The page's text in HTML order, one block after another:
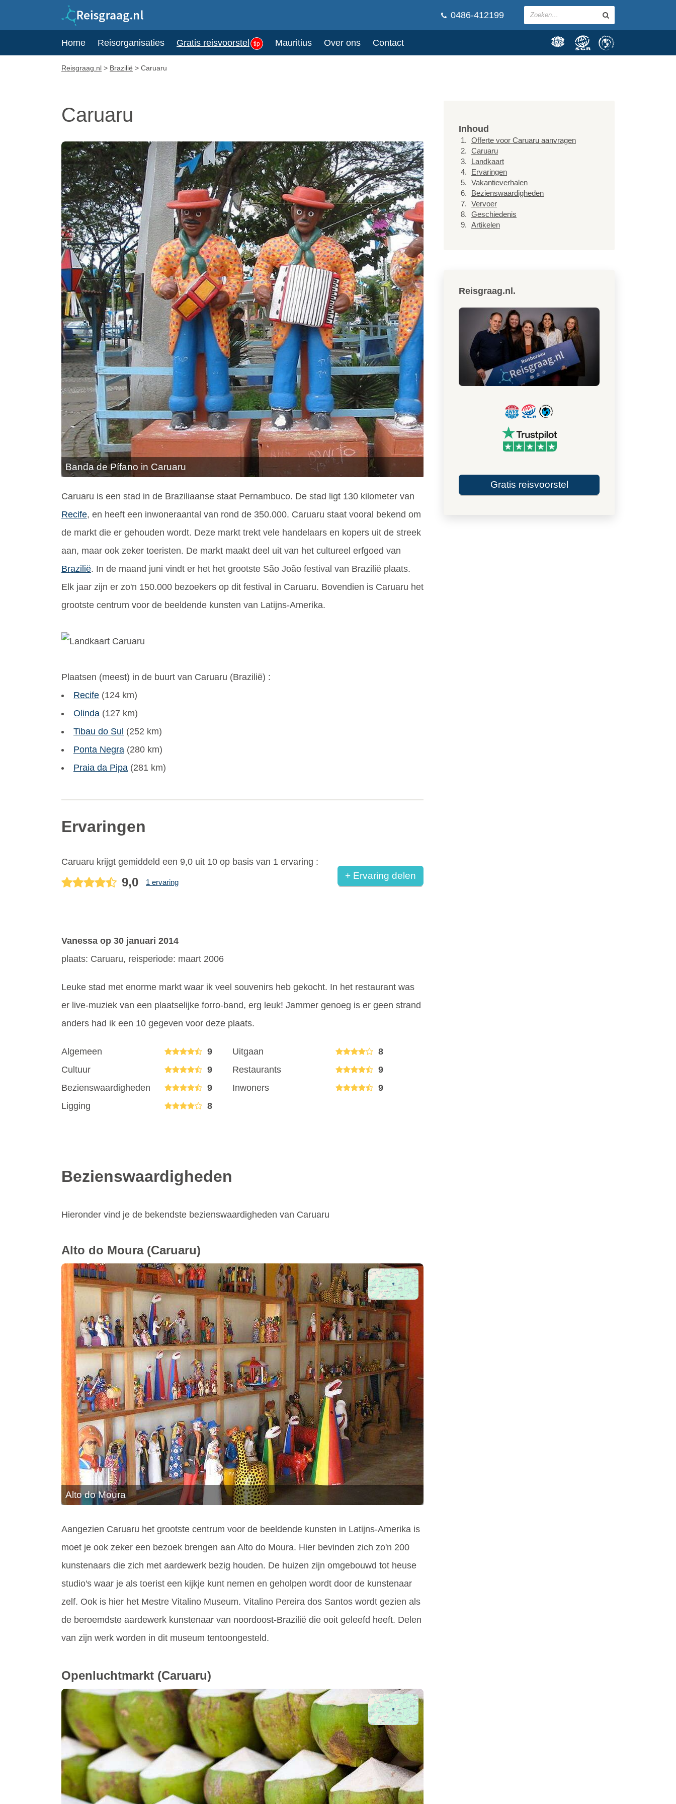
0486-412199
Home Reisorganisaties Gratis reisvoorstel tip Mauritius Over ons Contact
Reisgraag.nl > Brazilië > Caruaru
Caruaru
Banda de Pífano in Caruaru
Caruaru is een stad in de Braziliaanse staat Pernambuco. De stad ligt 130 kilometer van
Recife, en heeft een inwoneraantal van rond de 350.000. Caruaru staat vooral bekend om
de markt die er gehouden wordt. Deze markt trekt vele handelaars en kopers uit de streek
aan, maar ook zeker toeristen. De markt maakt deel uit van het cultureel erfgoed van
Brazilië. In de maand juni vindt er het het grootste São João festival van Brazilië plaats.
Elk jaar zijn er zo'n 150.000 bezoekers op dit festival in Caruaru. Bovendien is Caruaru het
grootste centrum voor de beeldende kunsten van Latijns-Amerika.
Plaatsen (meest) in de buurt van Caruaru (Brazilië) :
Recife (124 km)
Olinda (127 km)
Tibau do Sul (252 km)
Ponta Negra (280 km)
Praia da Pipa (281 km)
Ervaringen
Caruaru krijgt gemiddeld een 9,0 uit 10 op basis van 1 ervaring :
9,0 1 ervaring
+ Ervaring delen
Vanessa op 30 januari 2014
plaats: Caruaru, reisperiode: maart 2006
Leuke stad met enorme markt waar ik veel souvenirs heb gekocht. In het restaurant was
er live-muziek van een plaatselijke forro-band, erg leuk! Jammer genoeg is er geen strand
anders had ik een 10 gegeven voor deze plaats.
Algemeen 9 Uitgaan
8
Cultuur
9 Restaurants
9
Bezienswaardigheden
9 Inwoners
9
Ligging
8
Bezienswaardigheden
Hieronder vind je de bekendste bezienswaardigheden van Caruaru
Alto do Moura (Caruaru)
Alto do Moura
Aangezien Caruaru het grootste centrum voor de beeldende kunsten in Latijns-Amerika is
moet je ook zeker een bezoek brengen aan Alto do Moura. Hier bevinden zich zo'n 200
kunstenaars die zich met aardewerk bezig houden. De huizen zijn omgebouwd tot heuse
studio's waar je als toerist een kijkje kunt nemen en geholpen wordt door de kunstenaar
zelf. Ook is hier het Mestre Vitalino Museum. Vitalino Pereira dos Santos wordt gezien als
de beroemdste aardewerk kunstenaar van noordoost-Brazilië die ooit geleefd heeft. Delen
van zijn werk worden in dit museum tentoongesteld.
Openluchtmarkt (Caruaru)
Inhoud
Offerte voor Caruaru aanvragen
Caruaru
Landkaart
Ervaringen
Vakantieverhalen
Bezienswaardigheden
Vervoer
Geschiedenis
Artikelen
Reisgraag.nl.
Gratis reisvoorstel